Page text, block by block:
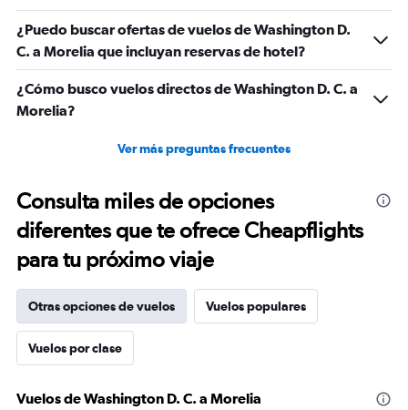
¿Puedo buscar ofertas de vuelos de Washington D.
C. a Morelia que incluyan reservas de hotel?
¿Cómo busco vuelos directos de Washington D. C. a
Morelia?
Ver más preguntas frecuentes
Consulta miles de opciones
diferentes que te ofrece Cheapflights
para tu próximo viaje
Otras opciones de vuelos Vuelos populares
Vuelos por clase
Vuelos de Washington D. C. a Morelia